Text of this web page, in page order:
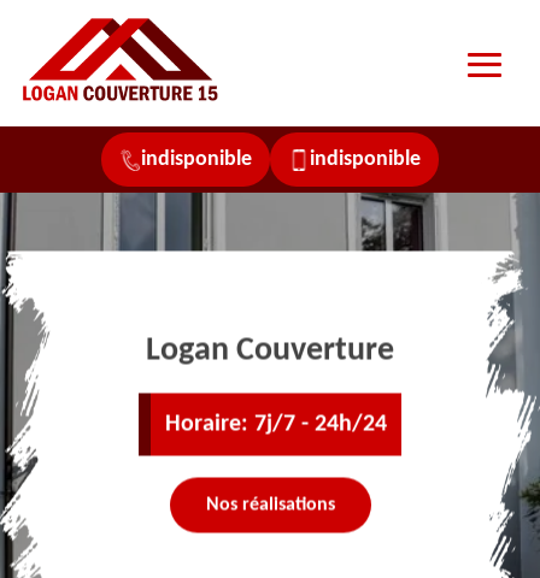
indisponible indisponible
Logan Couverture
Horaire: 7j/7 - 24h/24
Nos réalisations